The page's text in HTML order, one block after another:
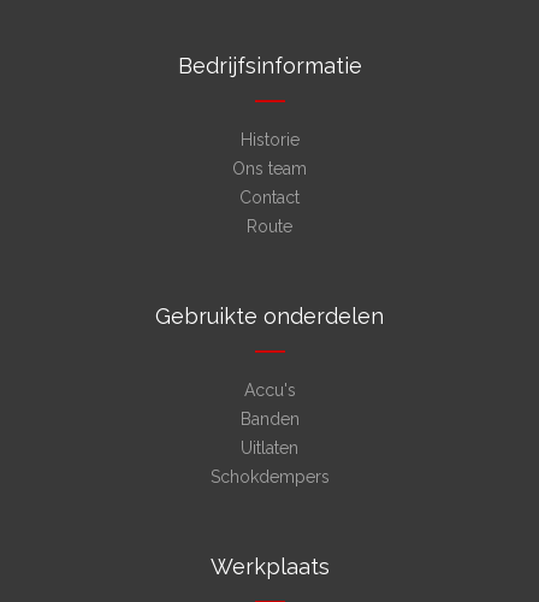
Bedrijfsinformatie
Historie
Ons team
Contact
Route
Gebruikte onderdelen
Accu's
Banden
Uitlaten
Schokdempers
Werkplaats